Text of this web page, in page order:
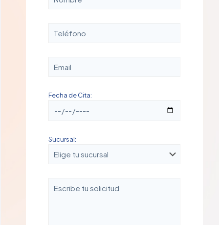
Fecha de Cita:
Sucursal: